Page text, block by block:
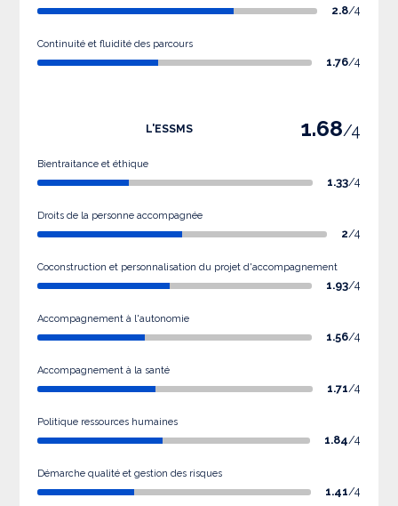
2.8/4
Continuité et fluidité des parcours
1.76/4
L'ESSMS 1.68/4
Bientraitance et éthique
1.33/4
Droits de la personne accompagnée
2/4
Coconstruction et personnalisation du projet d'accompagnement
1.93/4
Accompagnement à l'autonomie
1.56/4
Accompagnement à la santé
1.71/4
Politique ressources humaines
1.84/4
Démarche qualité et gestion des risques
1.41/4